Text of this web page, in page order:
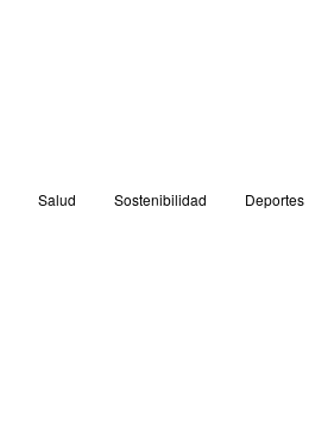
Salud Sostenibilidad Deportes